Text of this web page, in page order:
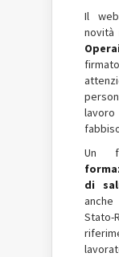
Il
novità
Un
di